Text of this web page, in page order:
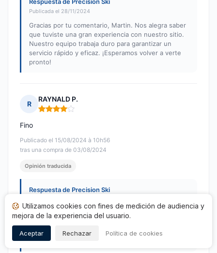
Publicada el 28/11/2024
Gracias por tu comentario, Martin. Nos alegra saber
que tuviste una gran experiencia con nuestro sitio.
Nuestro equipo trabaja duro para garantizar un
servicio rápido y eficaz. ¡Esperamos volver a verte
pronto!
R
RAYNALD P.
Nota: 4 de 5
Publicado el 15/08/2024 à 10h56
tras una compra de 03/08/2024
Fino
Opinión traducida
Respuesta de Precision Ski
Gracias por su reseña sobre Precision Ski, estamos
experiencia con nosotros. Esperamos verte pronto
en nuestra tienda.
Utilizamos cookies con fines de medición de audiencia y
mejora de la experiencia del usuario.
Aceptar Rechazar Política de cookies